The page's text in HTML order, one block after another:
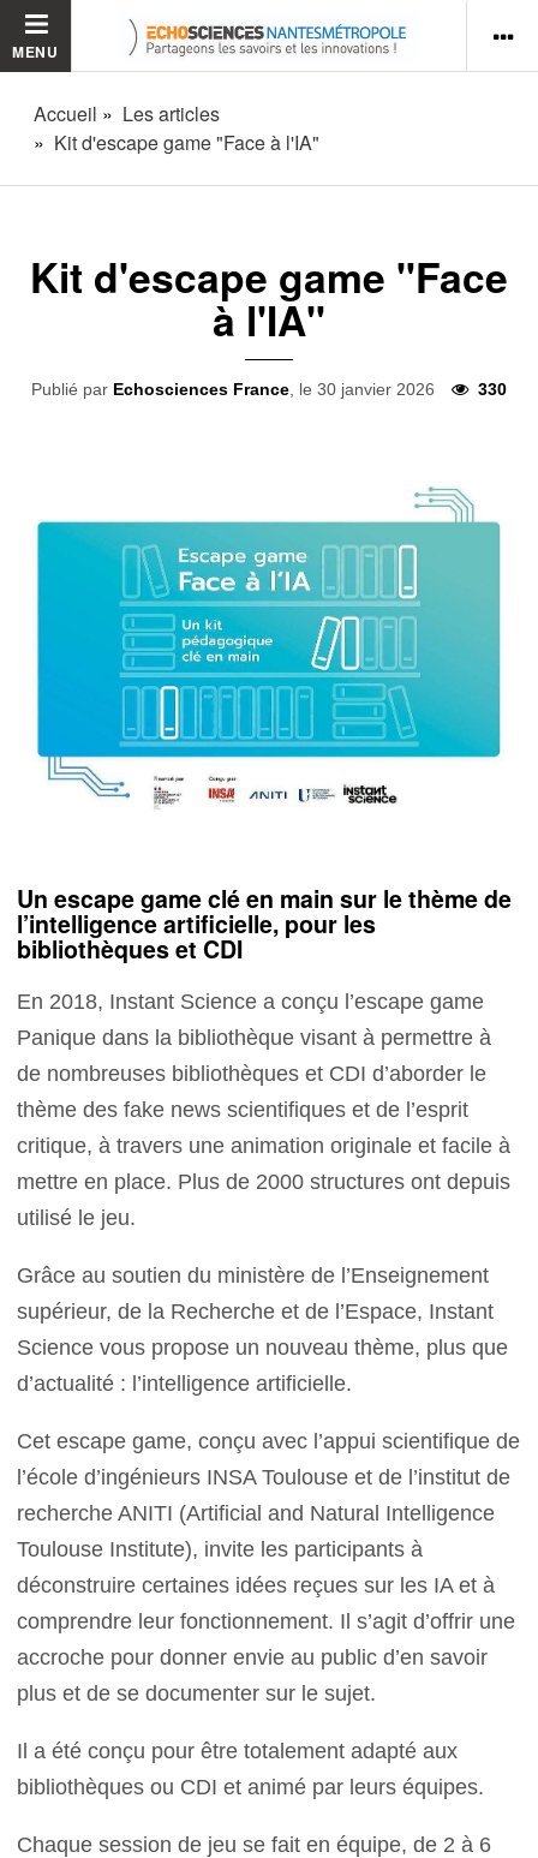
MENU
Accueil
Les articles
Kit d'escape game "Face à l'IA"
Kit d'escape game "Face
à l'IA"
Publié par Echosciences France , le 30 janvier 2026 330
Un escape game clé en main sur le thème de
l’intelligence artificielle, pour les
bibliothèques et CDI
En 2018, Instant Science a conçu l’escape game
Panique dans la bibliothèque visant à permettre à
de nombreuses bibliothèques et CDI d’aborder le
thème des fake news scientifiques et de l’esprit
critique, à travers une animation originale et facile à
mettre en place. Plus de 2000 structures ont depuis
utilisé le jeu.
Grâce au soutien du ministère de l’Enseignement
supérieur, de la Recherche et de l’Espace, Instant
Science vous propose un nouveau thème, plus que
d’actualité : l’intelligence artificielle.
Cet escape game, conçu avec l’appui scientifique de
l’école d’ingénieurs INSA Toulouse et de l’institut de
recherche ANITI (Artificial and Natural Intelligence
Toulouse Institute), invite les participants à
déconstruire certaines idées reçues sur les IA et à
comprendre leur fonctionnement. Il s’agit d’offrir une
accroche pour donner envie au public d’en savoir
plus et de se documenter sur le sujet.
Il a été conçu pour être totalement adapté aux
bibliothèques ou CDI et animé par leurs équipes.
Chaque session de jeu se fait en équipe, de 2 à 6